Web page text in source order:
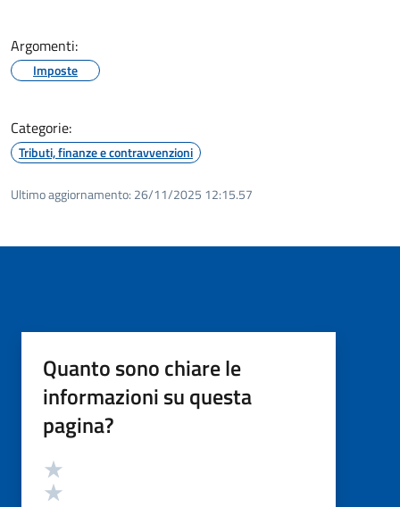
Argomenti:
Imposte
Categorie:
Tributi, finanze e contravvenzioni
Ultimo aggiornamento: 26/11/2025 12:15.57
Quanto sono chiare le
informazioni su questa
pagina?
Valutazione